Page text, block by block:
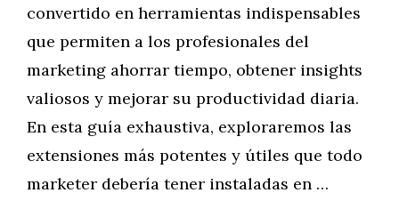
convertido en herramientas indispensables
que permiten a los profesionales del
marketing ahorrar tiempo, obtener insights
valiosos y mejorar su productividad diaria.
En esta guía exhaustiva, exploraremos las
extensiones más potentes y útiles que todo
marketer debería tener instaladas en …